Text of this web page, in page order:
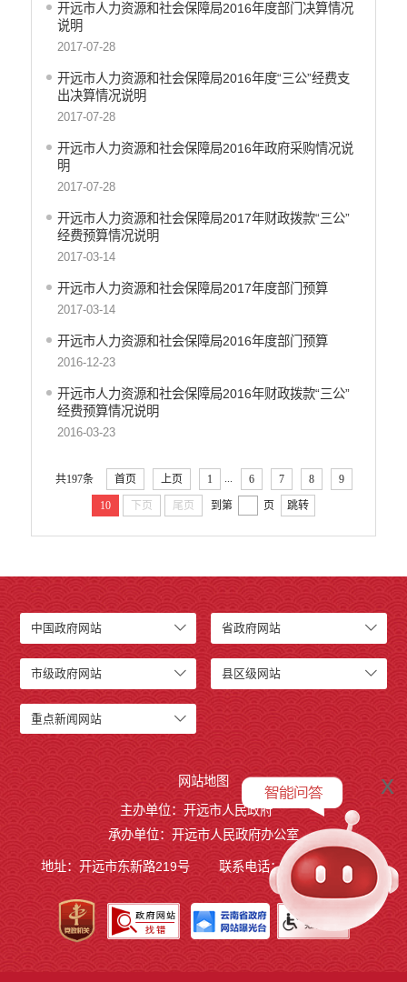
开远市市场监督管理局
开远市应急管理局
开远市统计局
开远市信访局
开远市供销合作社联合社
开远市地震局
开远市检验检测所
开远市投资促进局
开远市妇女联合会
中国共产主义青年团开远市委员会
开远市科学技术协会
开远市文学艺术工作者联合会
云南省开远市工商业联合会
开远市红十字会
开远市乐白道街道办事处
开远市羊街乡人民政府
开远市大庄回族乡人民政府
开远市碑格乡人民政府
中国民主同盟开远市委员会
中国农工民主党开远市委员会
中国民主建国会云南省开远市总支部委员会
开远市退役军人事务局
开远市综合行政执法局
开远市融媒体中心
开远市国家现代农业产业园管理委员会
行政事业性收费
开远市人力资源和社会保障局2016年度部门决算情况
说明
2017-07-28
开远市人力资源和社会保障局2016年度“三公”经费支
出决算情况说明
2017-07-28
开远市人力资源和社会保障局2016年政府采购情况说
明
2017-07-28
开远市人力资源和社会保障局2017年财政拨款“三公”
经费预算情况说明
2017-03-14
开远市人力资源和社会保障局2017年度部门预算
2017-03-14
开远市人力资源和社会保障局2016年度部门预算
2016-12-23
开远市人力资源和社会保障局2016年财政拨款“三公”
经费预算情况说明
2016-03-23
共197条 首页 上页 1 ... 6 7 8 9
10 下页 尾页 到第 页 跳转
中国政府网站 省政府网站
市级政府网站 县区级网站
重点新闻网站
网站地图
主办单位：开远市人民政府
承办单位：开远市人民政府办公室
地址：开远市东新路219号 联系电话：0873-7236877
x